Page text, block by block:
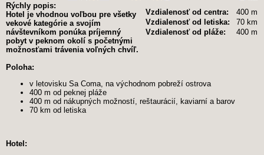
Vzdialenosť od centra:
400 m
Vzdialenosť od letiska:
70 km
Vzdialenosť od pláže:
400 m
Rýchly popis:
Hotel je vhodnou voľbou pre všetky
vekové kategórie a svojím
návštevníkom ponúka príjemný
pobyt v peknom okolí s početnými
možnosťami trávenia voľných chvíľ.
Poloha:
v letovisku Sa Coma, na východnom pobreží ostrova
400 m od peknej pláže
400 m od nákupných možností, reštaurácií, kaviarní a barov
70 km od letiska
Hotel: